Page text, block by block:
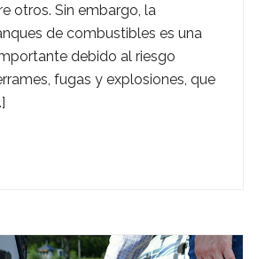
otros. Sin embargo, la
de combustibles es una
debido al riesgo
fugas y explosiones, que